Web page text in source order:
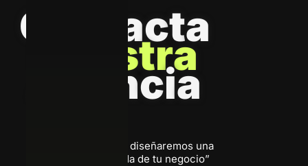
C acta
stra
ncia
“Escríbenos, juntos diseñaremos una
solución a la medida de tu negocio”